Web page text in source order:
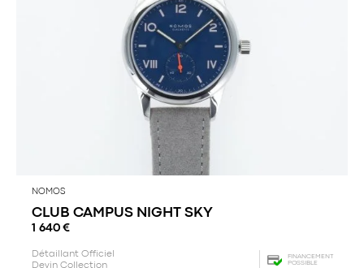
NOMOS
CLUB CAMPUS NIGHT SKY
1 640 €
Détaillant Officiel
Devin Collection
FINANCEMENT
POSSIBLE